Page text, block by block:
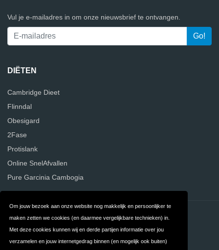
Om jouw bezoek aan onze website nog makkelijk en persoonlijker te
maken zetten we cookies (en daarmee vergelijkbare technieken) in.
Met deze cookies kunnen wij en derde partijen informatie over jou
verzamelen en jouw internetgedrag binnen (en mogelijk ook buiten)
Vul je e-mailadres in om onze nieuwsbrief te ontvangen.
DIËTEN
Cambridge Dieet
Flinndal
Obesigard
2Fase
Protislank
Online SnelAfvallen
Pure Garcinia Cambogia
Contact Privacy
Algemene FAQ